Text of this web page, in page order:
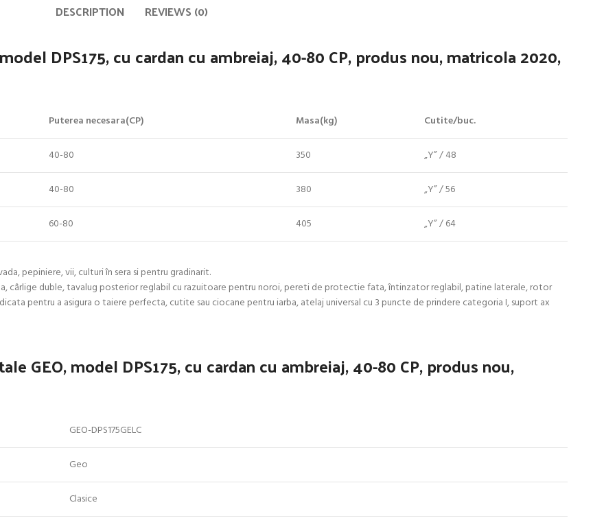
DESCRIPTION REVIEWS (0)
DPS175, cu cardan cu ambreiaj, 40-80 CP, produs nou, matricola 2020,
Puterea necesara(CP) Masa(kg) Cutite/buc.
40-80 350 „Y” / 48
40-80 380 „Y” / 56
60-80 405 „Y” / 64
pepiniere, vii, culturi în sera si pentru gradinarit.
cârlige duble, tavalug posterior reglabil cu razuitoare pentru noroi, pereti de protectie fata, întinzator reglabil, patine laterale, rotor
pentru a asigura o taiere perfecta, cutite sau ciocane pentru iarba, atelaj universal cu 3 puncte de prindere categoria I, suport ax
GEO, model DPS175, cu cardan cu ambreiaj, 40-80 CP, produs nou,
GEO-DPS175GELC
Geo
Clasice